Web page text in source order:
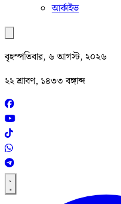
আর্কাইভ
বৃহস্পতিবার, ৬ আগস্ট, ২০২৬
২২ শ্রাবণ, ১৪৩৩ বঙ্গাব্দ